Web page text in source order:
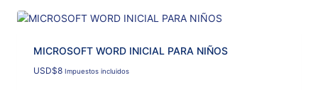
MICROSOFT WORD INICIAL PARA NIÑOS
USD$8 Impuestos incluidos